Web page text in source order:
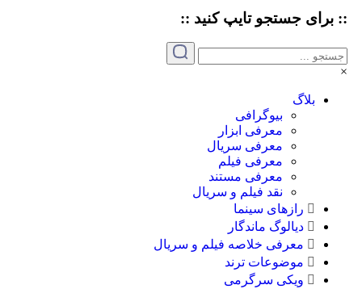
جستجوتایپ کنید ::
بلاگ
بیوگرافی
معرفی ابزار
معرفی سریال
معرفی فیلم
معرفی مستند
نقد فیلم و سریال
رازهای سینما
دیالوگ ماندگار
معرفی خلاصه فیلم و سریال
موضوعات ترند
ویکی سرگرمی